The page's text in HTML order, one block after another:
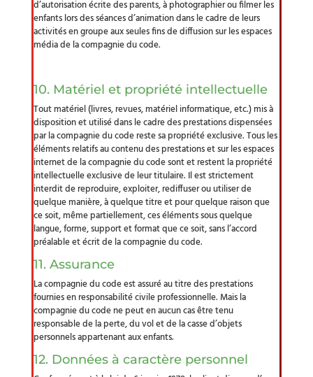
d’autorisation écrite des parents, à photographier ou filmer les
enfants lors des séances d’animation dans le cadre de leurs
activités en groupe aux seules fins de diffusion sur les espaces
média de la compagnie du code.
10. Matériel et propriété intellectuelle
Tout matériel (livres, revues, matériel informatique, etc.) mis à
disposition et utilisé dans le cadre des prestations dispensées
par la compagnie du code reste sa propriété exclusive. Tous les
éléments relatifs au contenu des prestations et sur les espaces
internet de la compagnie du code sont et restent la propriété
intellectuelle exclusive de leur titulaire. Il est strictement
interdit de reproduire, exploiter, rediffuser ou utiliser de
quelque manière, à quelque titre et pour quelque raison que
ce soit, même partiellement, ces éléments sous quelque
langue, forme, support et format que ce soit, sans l’accord
préalable et écrit de la compagnie du code.
11. Assurance
La compagnie du code est assuré au titre des prestations
fournies en responsabilité civile professionnelle. Mais la
compagnie du code ne peut en aucun cas être tenu
responsable de la perte, du vol et de la casse d’objets
personnels appartenant aux enfants.
12. Données à caractère personnel